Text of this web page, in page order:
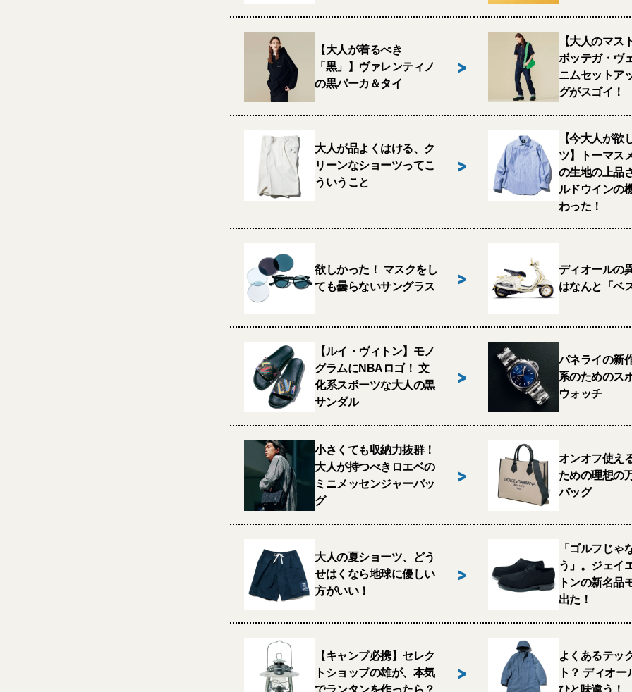
【大人が着るべき
「黒」】ヴァレンティノ
の黒パーカ＆タイ
>
【大人のマス
ボッテガ・ヴ
ニムセットア
グがスゴイ！
大人が品よくはける、ク
リーンなショーツってこ
ういうこと
>
【今大人が欲
ツ】トーマス
の生地の上品
ルドウインの
わった！
欲しかった！ マスクをし
ても曇らないサングラス
>
ディオールの
はなんと「ベ
【ルイ・ヴィトン】モノ
グラムにNBAロゴ！ 文
化系スポーツな大人の黒
サンダル
>
パネライの新
系のためのス
ウォッチ
小さくても収納力抜群！
大人が持つべきロエベの
ミニメッセンジャーバッ
グ
>
オンオフ使え
ための理想の
バッグ
大人の夏ショーツ、どう
せはくなら地球に優しい
方がいい！
>
「ゴルフじゃ
う」。ジェイ
トンの新名品
出た！
【キャンプ必携】セレク
トショップの雄が、本気
でランタンを作ったら？
>
よくあるテッ
ト？ ディオ
ひと味違う！